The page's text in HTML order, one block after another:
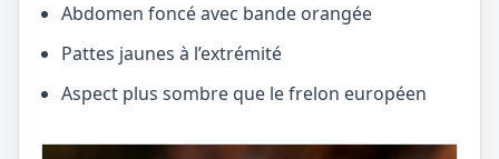
Abdomen foncé avec bande orangée
Pattes jaunes à l’extrémité
Aspect plus sombre que le frelon européen